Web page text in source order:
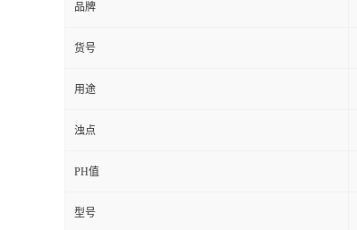
品牌
货号
用途
浊点
PH值
型号